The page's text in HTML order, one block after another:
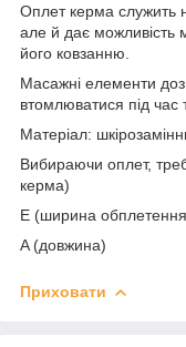
Оплет керма служить
але й дає
його ковзанню.
Масажні елементи
втомлюватися під час
Матеріал:
Вибираючи оплет,
керма)
E (ширина
A (довжина)
Приховати